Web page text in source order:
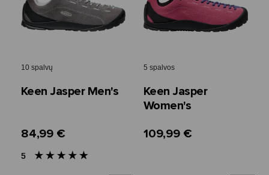
10 spalvų
Keen Jasper Men's
84,99 €
5
5 spalvos
Keen Jasper
Women's
109,99 €